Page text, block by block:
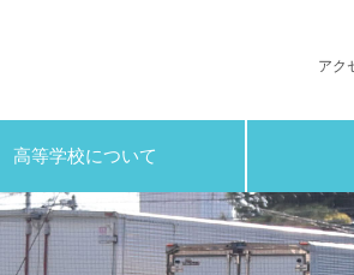
アク
高等学校について